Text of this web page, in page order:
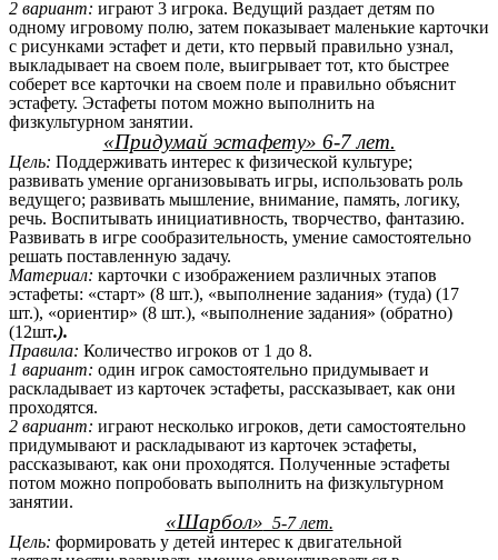
2 вариант: играют 3 игрока. Ведущий раздает детям по
одному игровому полю, затем показывает маленькие карточки
с рисунками эстафет и дети, кто первый правильно узнал,
выкладывает на своем поле, выигрывает тот, кто быстрее
соберет все карточки на своем поле и правильно объяснит
эстафету. Эстафеты потом можно выполнить на
физкультурном занятии.
«Придумай эстафету» 6-7 лет.
Цель: Поддерживать интерес к физической культуре;
развивать умение организовывать игры, использовать роль
ведущего; развивать мышление, внимание, память, логику,
речь. Воспитывать инициативность, творчество, фантазию.
Развивать в игре сообразительность, умение самостоятельно
решать поставленную задачу.
Материал: карточки с изображением различных этапов
эстафеты: «старт» (8 шт.), «выполнение задания» (туда) (17
шт.), «ориентир» (8 шт.), «выполнение задания» (обратно)
(12шт.).
Правила: Количество игроков от 1 до 8.
1 вариант: один игрок самостоятельно придумывает и
раскладывает из карточек эстафеты, рассказывает, как они
проходятся.
2 вариант: играют несколько игроков, дети самостоятельно
придумывают и раскладывают из карточек эстафеты,
рассказывают, как они проходятся. Полученные эстафеты
потом можно попробовать выполнить на физкультурном
занятии.
«Шарбол» 5-7 лет.
Цель: формировать у детей интерес к двигательной